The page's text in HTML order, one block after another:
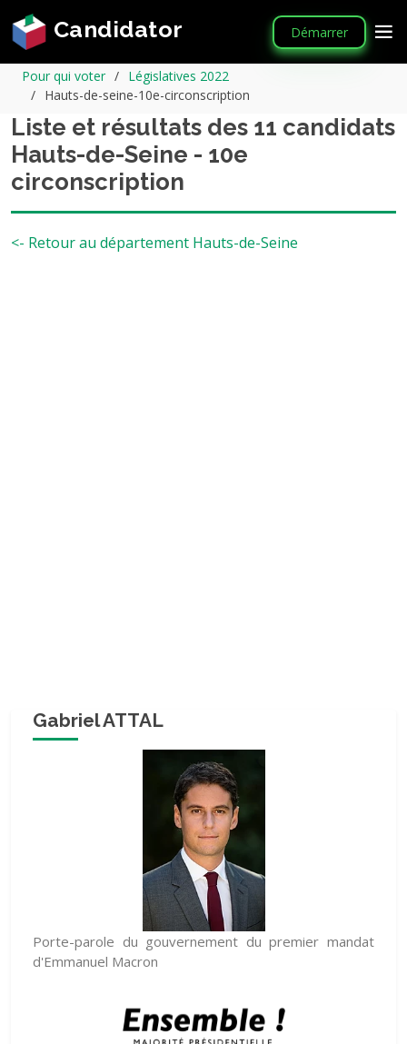
Candidator Démarrer
Pour qui voter
Législatives 2022
Hauts-de-seine-10e-circonscription
Liste et résultats des 11 candidats
Hauts-de-Seine - 10e
circonscription
<- Retour au département Hauts-de-Seine
Gabriel ATTAL
Porte-parole du gouvernement du premier mandat
d'Emmanuel Macron